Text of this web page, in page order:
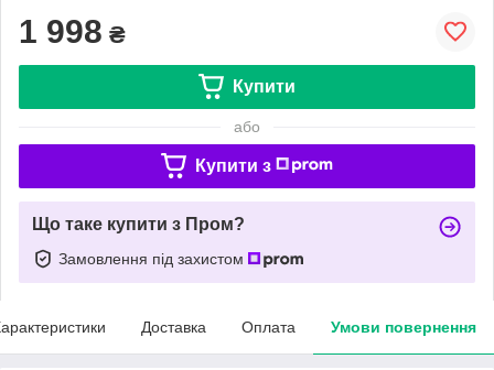
1 998 ₴
Купити
або
Купити з
Що таке купити з Пром?
Замовлення під захистом
Доставка Оплата Умови повернення